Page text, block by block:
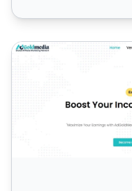
Programme